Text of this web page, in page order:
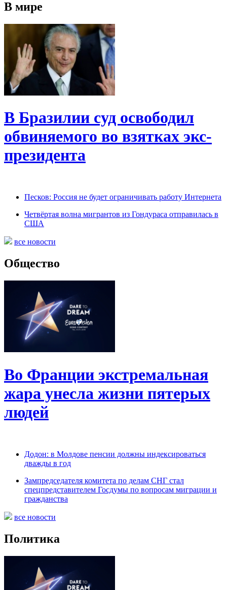
В мире
В Бразилии суд освободил
обвиняемого во взятках экс-
президента
Песков: Россия не будет ограничивать работу Интернета
Четвёртая волна мигрантов из Гондураса отправилась в
США
все новости
Общество
Во Франции экстремальная
жара унесла жизни пятерых
людей
Додон: в Молдове пенсии должны индексироваться
дважды в год
Зампредседателя комитета по делам СНГ стал
спецпредставителем Госдумы по вопросам миграции и
гражданства
все новости
Политика